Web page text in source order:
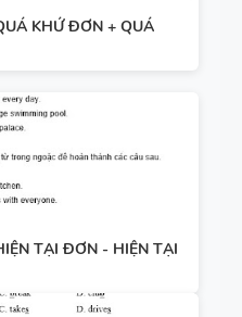
KHỨ ĐƠN + QUÁ
TẠI ĐƠN - HIỆN TẠI